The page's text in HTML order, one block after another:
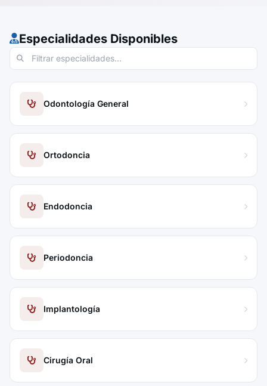
Especialidades Disponibles
Odontología General
Ortodoncia
Endodoncia
Periodoncia
Implantología
Cirugía Oral